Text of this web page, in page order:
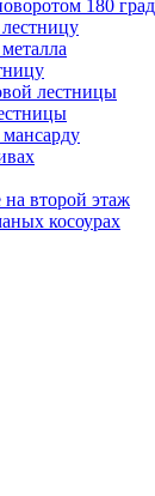
180
лестницы
мансарду
второй этаж
косоурах